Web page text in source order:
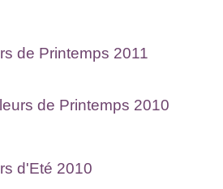
de Printemps 2011
de Printemps 2010
d'Eté 2010